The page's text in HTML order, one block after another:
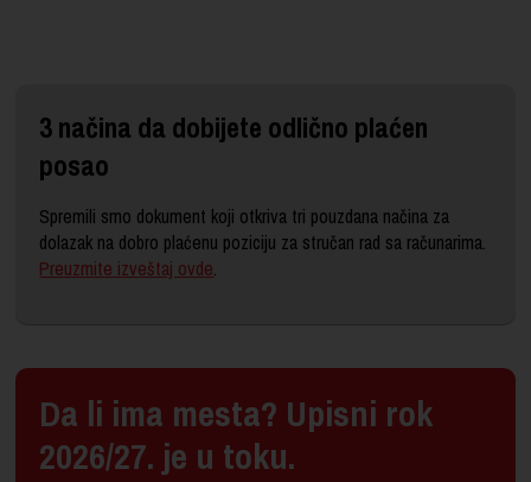
3 načina da dobijete odlično plaćen
posao
Spremili smo dokument koji otkriva tri pouzdana načina za
dolazak na dobro plaćenu poziciju za stručan rad sa računarima.
Preuzmite izveštaj ovde.
Da li ima mesta? Upisni rok
2026/27. je u toku.